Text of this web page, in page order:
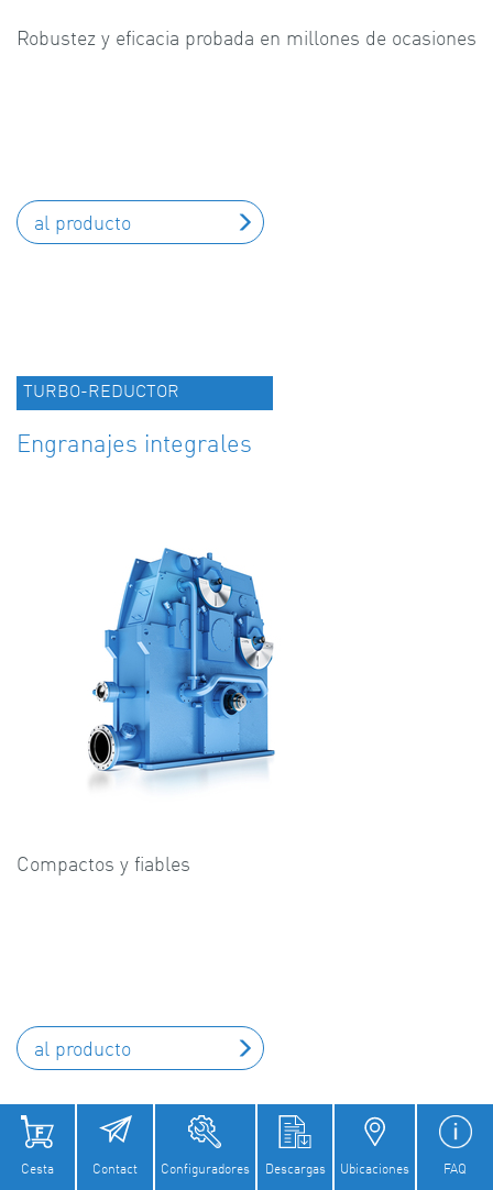
Cesta Contact Configuradores Descargas Ubicaciones FAQ
Robustez y eficacia probada en millones de ocasiones
al producto
TURBO-REDUCTOR
Engranajes integrales
Compactos y fiables
al producto